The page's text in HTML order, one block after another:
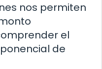
nos permiten
el
de